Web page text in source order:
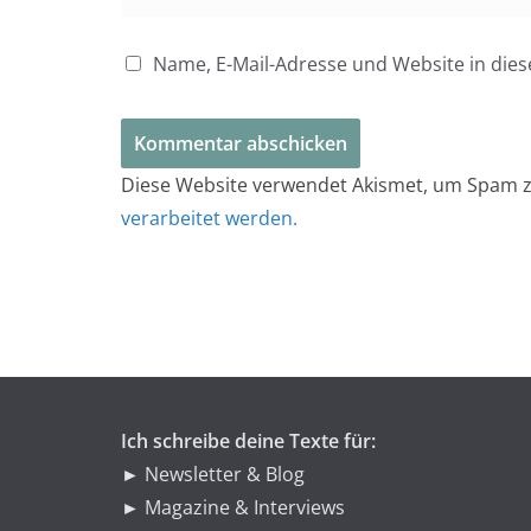
Name, E-Mail-Adresse und Website in
Diese Website verwendet Akismet, um
verarbeitet werden.
Ich schreibe deine Texte für:
► Newsletter & Blog
► Magazine & Interviews